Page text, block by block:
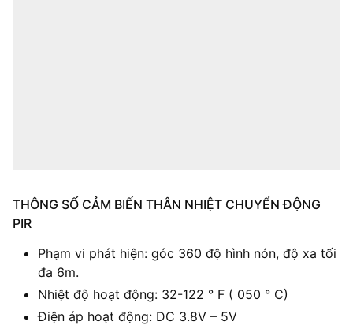
THÔNG SỐ CẢM BIẾN THÂN NHIỆT CHUYỂN ĐỘNG
PIR
Phạm vi phát hiện: góc 360 độ hình nón, độ xa tối
đa 6m.
Nhiệt độ hoạt động: 32-122 ° F ( 050 ° C)
Điện áp hoạt động: DC 3.8V – 5V